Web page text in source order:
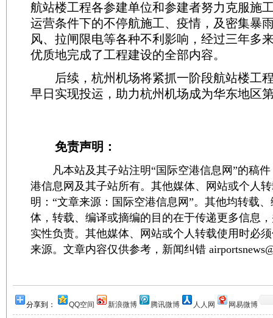
航站楼工程各参建单位和参建者努力克服施
运营条件下的不停航施工、疫情，及密集暴
风、拉闸限电等各种不利影响，经过三年多
优质地完成了工程建设的全部内容。
后续，杭州机场将紧抓一阶段航站楼工
早日实现投运，助力杭州机场成为华东地区
免责声明：
凡本站及其子站注明“国际空港信息网”的稿件
港信息网及其子站所有。其他媒体、网站或个人
明：“文章来源：国际空港信息网”。其他均转载
体，转载、编译或摘编的目的在于传递更多信息
实性负责。其他媒体、网站或个人转载使用时必
来源。文章内容仅供参考，新闻纠错
分享到： QQ空间 新浪微博 腾讯微博 人人网 网易微博